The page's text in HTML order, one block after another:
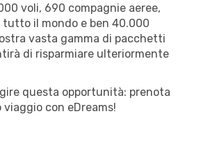
voli, 690 compagnie aeree,
tutto il mondo e ben 40.000
vasta gamma di pacchetti
di risparmiare ulteriormente
questa opportunità: prenota
con eDreams!